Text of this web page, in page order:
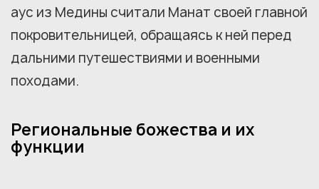
аус из Медины считали Манат своей главной
покровительницей, обращаясь к ней перед
дальними путешествиями и военными
походами.
Региональные божества и их
функции